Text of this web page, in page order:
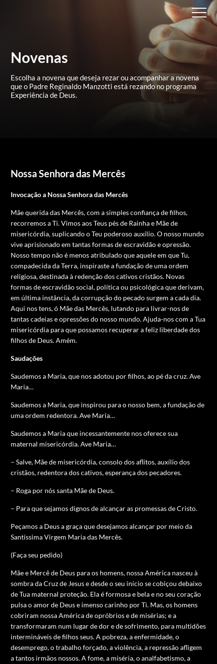
Novenas
Escolha a novena que deseja rezar ou acompanhar a novena
queo Padre Reginaldo Manzotti está rezando no programa
Experiência de Deus.
Nossa Senhora das Mercês
Invocação a Nossa Senhora das Mercês
Mãe querida das Mercês, com a simples confiança de filhos,
recorremos a Ti. Vimos aos Teus pés de Rainha e Mãe de
misericórdia, suplicando o Teu poderoso auxílio. O nosso mundo
vive aprisionado em tantas formas de escravidão e opressão.
Nosso tempo não é menos atribulado que aquele em que Tu,
compadecida da Terra, inspiraste a fundação de uma ordem
religiosa, destinada à redenção dos cativos cristãos. Novas
formas de escravidão social, política ou psicológica que derivam,
em última instância, da corrupção do pecado surgem a cada dia.
Aqui nos tens, ó Mãe das Mercês, lutando para livrar-nos de
tantas cadeias e opressões do nosso mundo. Ajuda-nos com a Tua
misericórdia para que possamos recuperar a feliz liberdade dos
filhos de Deus. Amém.
Saudações
Saudemos a Maria, que nos adotou por filhos, ao pé da cruz. Ave
Maria…
Saudemos a Maria, que inspirou para o nosso bem, a fundação de
uma ordem redentora. Ave Maria…
Saudemos a Maria que incessantemente nos oferece sua
maternal misericórdia. Ave Maria…
– Salve, Mãe de misericórdia, consolo dos aflitos, auxílio dos
cristãos, redentora dos cativos, esperança dos pecadores.
– Roga por nós santa Mãe de Deus.
– Para que sejamos dignos de alcançar as promessas de Cristo.
Peçamos a Deus a graça que desejamos alcançar por meio da
Santíssima Virgem Maria das Mercês.
(Faça seu pedido)
Mãe e Mercê de Deus para os homens, nossa América nasceu à
sombra da Cruz de Jesus e desde o seu início se cobiçou debaixo
de Tua maternal proteção. Ela é formosa e bela e no seu coração
pulsa o amor de Deus e imenso carinho por Ti. Mas, os homens
cobriram nossa América de opróbrios e de misérias; e a
transformaram num lugar de dor e de sofrimento, para multidões
intermináveis de filhos seus. A pobreza, a enfermidade, o
desemprego, o trabalho forçado, a violência, a repressão afligem
a tantos irmãos nossos. A fome, a miséria, o analfabetismo, a